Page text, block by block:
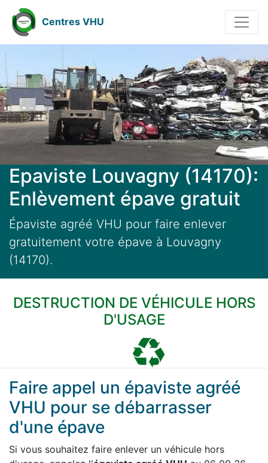
Centres VHU
Epaviste Louvagny (14170):
Enlèvement épave gratuit
Épaviste agréé VHU pour faire enlever
gratuitement votre épave à Louvagny
(14170).
DESTRUCTION DE VÉHICULE HORS
D'USAGE
Faire appel un épaviste agréé
VHU pour se débarrasser
d'une épave
Si vous souhaitez faire enlever un véhicule hors